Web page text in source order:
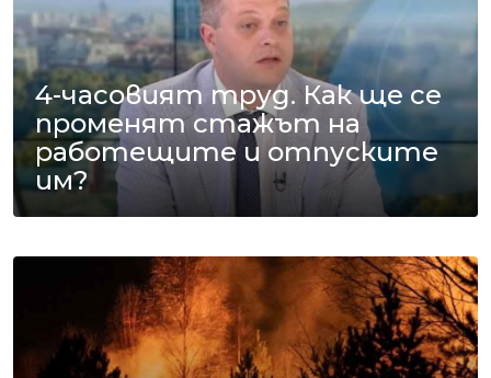
4-часовият труд. Как ще се
променят стажът на
работещите и отпуските
им?